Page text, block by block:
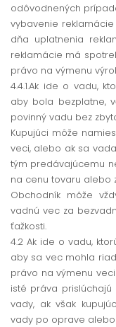
odôvodnených
vybavenie
dňa uplatnenia
reklamácie má
právo na výmenu
4.4.1.Ak ide o vadu,
aby bola bezplatne,
povinný vadu bez
Kupujúci môže
veci, alebo ak sa
tým predávajúcemu
na cenu tovaru alebo
Obchodník môže
vadnú vec za
ťažkosti.
4.2 Ak ide o vadu,
aby sa vec mohla
právo na výmenu
isté práva
vady, ak však
vady po oprave